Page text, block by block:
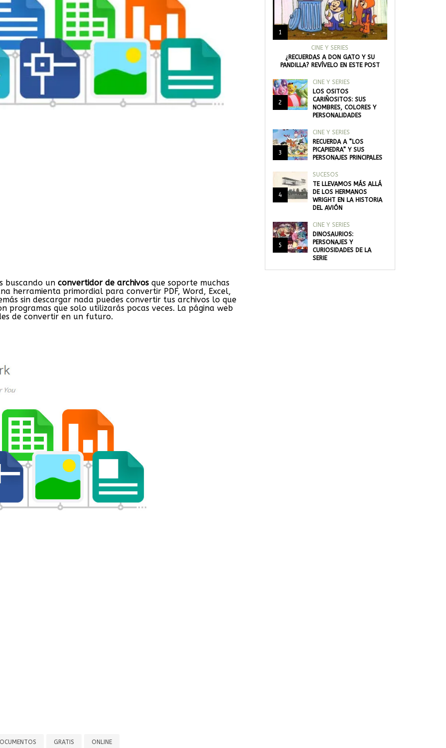
buscando un convertidor de archivos que soporte muchas
herramienta primordial para convertir PDF, Word, Excel,
sin descargar nada puedes convertir tus archivos lo que
programas que solo utilizarás pocas veces. La página web
de convertir en un futuro.
GRATIS ONLINE
1
CINE Y SERIES
¿RECUERDAS A DON GATO Y SU
PANDILLA? REVÍVELO EN ESTE POST
2
CINE Y SERIES
LOS OSITOS
CARIÑOSITOS: SUS
NOMBRES, COLORES Y
PERSONALIDADES
3
CINE Y SERIES
RECUERDA A “LOS
PICAPIEDRA” Y SUS
PERSONAJES PRINCIPALES
4
SUCESOS
TE LLEVAMOS MÁS ALLÁ
DE LOS HERMANOS
WRIGHT EN LA HISTORIA
DEL AVIÓN
5
CINE Y SERIES
DINOSAURIOS:
PERSONAJES Y
CURIOSIDADES DE LA
SERIE